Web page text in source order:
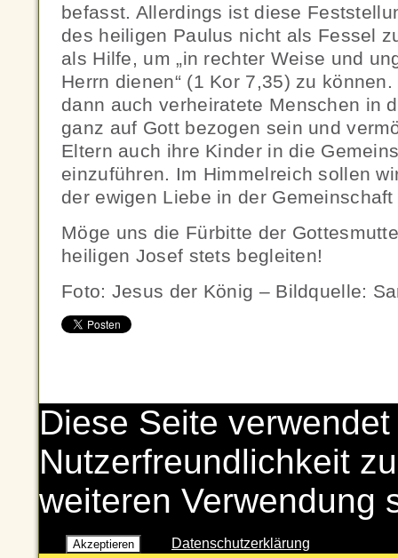
befasst. Allerdings ist diese
des heiligen Paulus nicht als Fessel
als Hilfe, um „in rechter Weise und
Herrn dienen“ (1 Kor 7,35) zu
dann auch verheiratete Menschen in
ganz auf Gott bezogen sein und
Eltern auch ihre Kinder in die
einzuführen. Im Himmelreich sollen
der ewigen Liebe in der
Möge uns die Fürbitte der
heiligen Josef stets begleiten!
Foto: Jesus der König – Bildquelle:
Diese Seite
Nutzerfreundlichkeit
weiteren Verwendung
Akzeptieren Datenschutzerklärung